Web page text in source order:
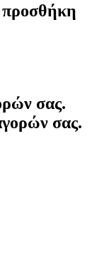
προσθήκη
σας.
σας.